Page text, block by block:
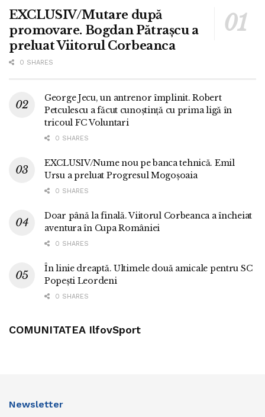
EXCLUSIV/Mutare după
promovare. Bogdan Pătrașcu a
preluat Viitorul Corbeanca
0 SHARES
George Jecu, un antrenor împlinit. Robert
Petculescu a făcut cunoștință cu prima ligă în
tricoul FC Voluntari
0 SHARES
EXCLUSIV/Nume nou pe banca tehnică. Emil
Ursu a preluat Progresul Mogoșoaia
0 SHARES
Doar până la finală. Viitorul Corbeanca a încheiat
aventura în Cupa României
0 SHARES
În linie dreaptă. Ultimele două amicale pentru SC
Popești Leordeni
0 SHARES
COMUNITATEA IlfovSport
Newsletter